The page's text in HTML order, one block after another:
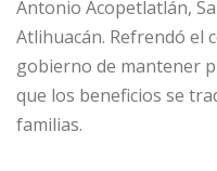
Antonio Acopetlatlán,
Atlihuacán. Refrendó el
gobierno de mantener
que los beneficios se
familias.